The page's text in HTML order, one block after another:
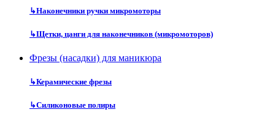
↳Наконечники ручки микромоторы
↳Щетки, цанги для наконечников (микромоторов)
Фрезы (насадки) для маникюра
↳Керамические фрезы
↳Силиконовые полиры